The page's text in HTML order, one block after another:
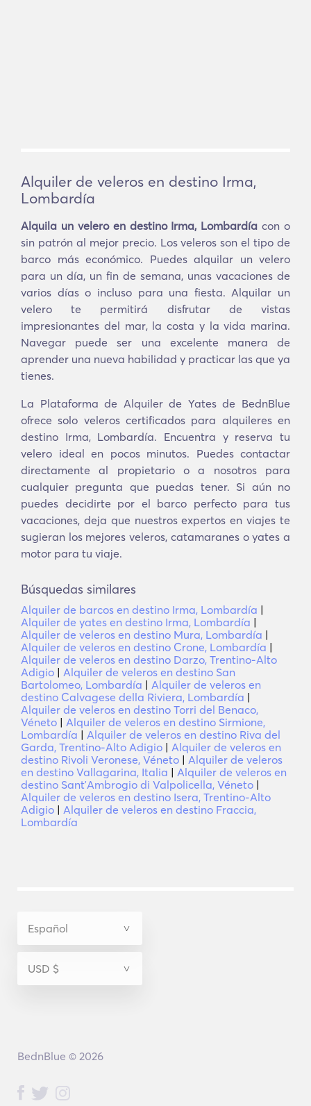
Alquiler de veleros en destino Irma,
Lombardía
Alquila un velero en destino Irma, Lombardía con o
sin patrón al mejor precio. Los veleros son el tipo de
barco más económico. Puedes alquilar un velero
para un día, un fin de semana, unas vacaciones de
varios días o incluso para una fiesta. Alquilar un
velero te permitirá disfrutar de vistas
impresionantes del mar, la costa y la vida marina.
Navegar puede ser una excelente manera de
aprender una nueva habilidad y practicar las que ya
tienes.
La Plataforma de Alquiler de Yates de BednBlue
ofrece solo veleros certificados para alquileres en
destino Irma, Lombardía. Encuentra y reserva tu
velero ideal en pocos minutos. Puedes contactar
directamente al propietario o a nosotros para
cualquier pregunta que puedas tener. Si aún no
puedes decidirte por el barco perfecto para tus
vacaciones, deja que nuestros expertos en viajes te
sugieran los mejores veleros, catamaranes o yates a
motor para tu viaje.
Búsquedas similares
Alquiler de barcos en destino Irma, Lombardía |
Alquiler de yates en destino Irma, Lombardía |
Alquiler de veleros en destino Mura, Lombardía |
Alquiler de veleros en destino Crone, Lombardía |
Alquiler de veleros en destino Darzo, Trentino-Alto
Adigio | Alquiler de veleros en destino San
Bartolomeo, Lombardía | Alquiler de veleros en
destino Calvagese della Riviera, Lombardía |
Alquiler de veleros en destino Torri del Benaco,
Véneto | Alquiler de veleros en destino Sirmione,
Lombardía | Alquiler de veleros en destino Riva del
Garda, Trentino-Alto Adigio | Alquiler de veleros en
destino Rivoli Veronese, Véneto | Alquiler de veleros
en destino Vallagarina, Italia | Alquiler de veleros en
destino SantʼAmbrogio di Valpolicella, Véneto |
Alquiler de veleros en destino Isera, Trentino-Alto
Adigio | Alquiler de veleros en destino Fraccia,
Lombardía
BednBlue © 2026